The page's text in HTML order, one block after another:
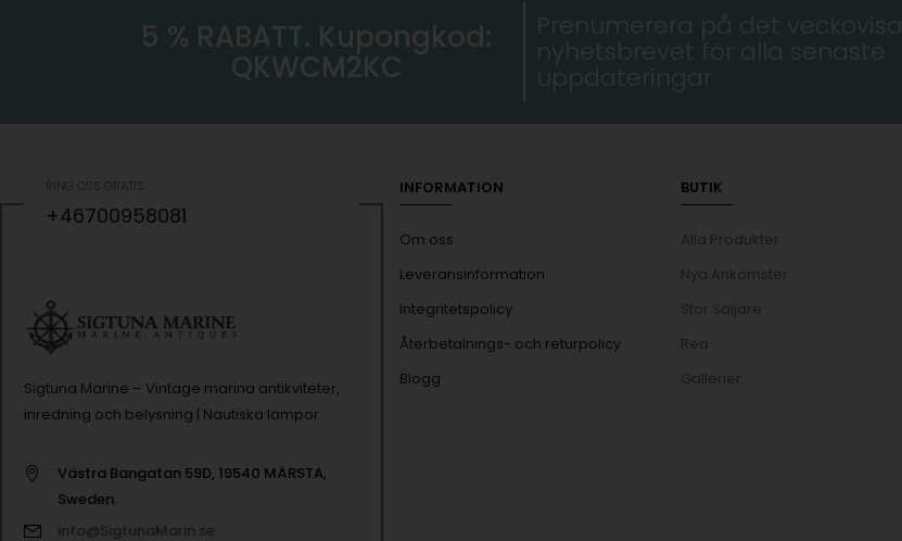
5 % RABATT. Kupongkod:
QKWCM2KC
Prenumerera på det veckovisa
nyhetsbrevet för alla senaste
uppdateringar
RING OSS GRATIS
+46700958081
Sigtuna Marine – Vintage marina antikviteter,
inredning och belysning | Nautiska lampor
Västra Bangatan 59D, 19540 MÄRSTA,
Sweden.
info@SigtunaMarin.se
INFORMATION
Om oss
Leveransinformation
Integritetspolicy
Återbetalnings- och returpolicy
Blogg
BUTIK
Alla Produkter
Nya Ankomster
Stor Säljare
Rea
Gallerier